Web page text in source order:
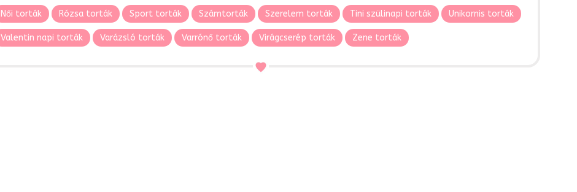
Női torták Rózsa torták Sport torták Számtorták Szerelem torták Tini szülinapi torták Unikornis torták
Valentin napi torták Varázsló torták Varrónő torták Virágcserép torták Zene torták